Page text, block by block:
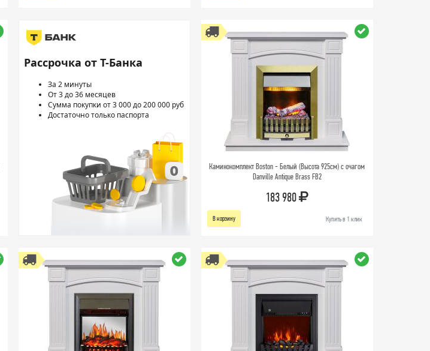
Рассрочка от Т-Банка
За 2 минуты
От 3 до 36 месяцев
Сумма покупки от 3 000 до 200 000 руб
Достаточно только паспорта
Каминокомплект Boston - Белый (Высота 925см) с очагом
Danville Antique Brass FB2
183 980
В корзину Купить в 1 клик